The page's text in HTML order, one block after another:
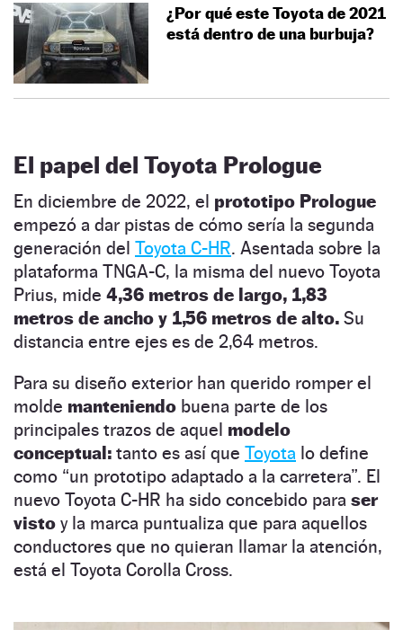
¿Por qué este Toyota de 2021
está dentro de una burbuja?
El papel del Toyota Prologue
En diciembre de 2022, el prototipo Prologue
empezó a dar pistas de cómo sería la segunda
generación del Toyota C-HR. Asentada sobre la
plataforma TNGA-C, la misma del nuevo Toyota
Prius, mide 4,36 metros de largo, 1,83
metros de ancho y 1,56 metros de alto. Su
distancia entre ejes es de 2,64 metros.
Para su diseño exterior han querido romper el
molde manteniendo buena parte de los
principales trazos de aquel modelo
conceptual: tanto es así que Toyota lo define
como “un prototipo adaptado a la carretera”. El
nuevo Toyota C-HR ha sido concebido para ser
visto y la marca puntualiza que para aquellos
conductores que no quieran llamar la atención,
está el Toyota Corolla Cross.